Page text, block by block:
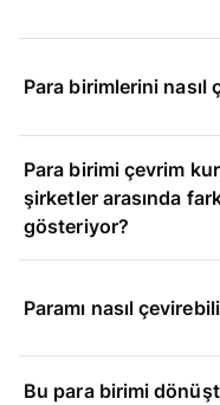
Para birimlerini nasıl
Para birimi çevrim
şirketler arasında
gösteriyor?
Paramı nasıl
Bu para birimi